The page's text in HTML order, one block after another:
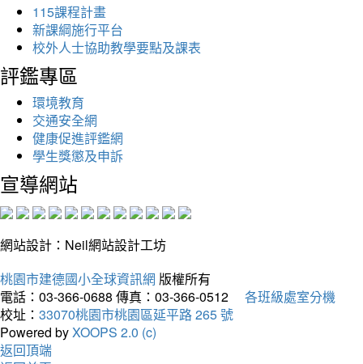
115課程計畫
新課綱施行平台
校外人士協助教學要點及課表
評鑑專區
環境教育
交通安全網
健康促進評鑑網
學生獎懲及申訴
宣導網站
網站設計：Neil網站設計工坊
桃園市建德國小全球資訊網 版權所有
電話：03-366-0688 傳真：03-366-0512
各班級處室分機
校址： 33070桃園市桃園區延平路 265 號
Powered byXOOPS 2.0 (c)
返回頂端